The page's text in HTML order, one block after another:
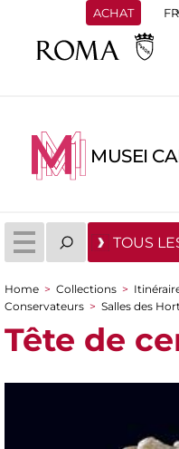
ACHAT
MUSEI
TOUS
You are here
Home > Collections >
Conservateurs > Salles des
Tête de